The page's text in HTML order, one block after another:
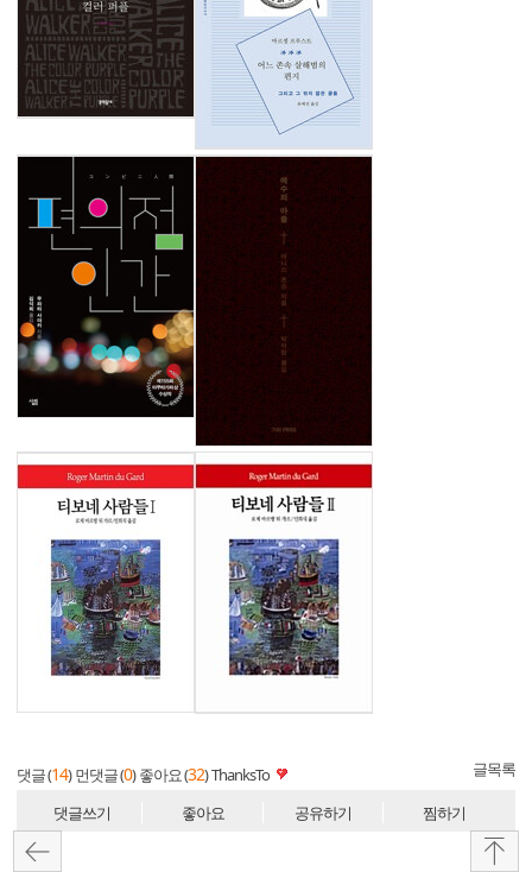
댓글 (14) 먼댓글 (0) 좋아요 (32)ThanksTo 글목록
댓글쓰기 좋아요 공유하기 찜하기